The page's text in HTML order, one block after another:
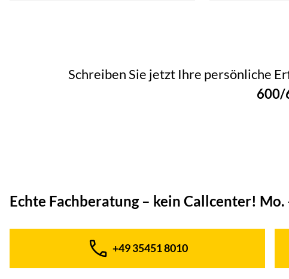
Schreiben Sie jetzt Ihre persönliche
600/
Echte Fachberatung – kein Callcenter! Mo.
Telefon:
+49 35451 8010